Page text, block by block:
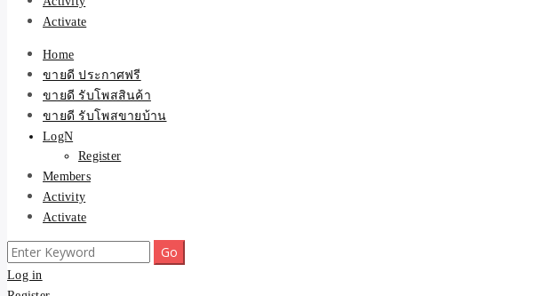
Activate
Home
ขายดี ประกาศฟรี
ขายดี รับโพสสินค้า
ขายดี รับโพสขายบ้าน
LogN
Register
Members
Activity
Activate
Search
for:
Log in